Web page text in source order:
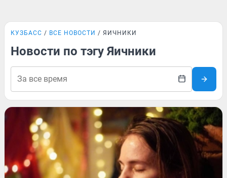
КУЗБАСС ВСЕ НОВОСТИ ЯИЧНИКИ
Новости по тэгу Яичники